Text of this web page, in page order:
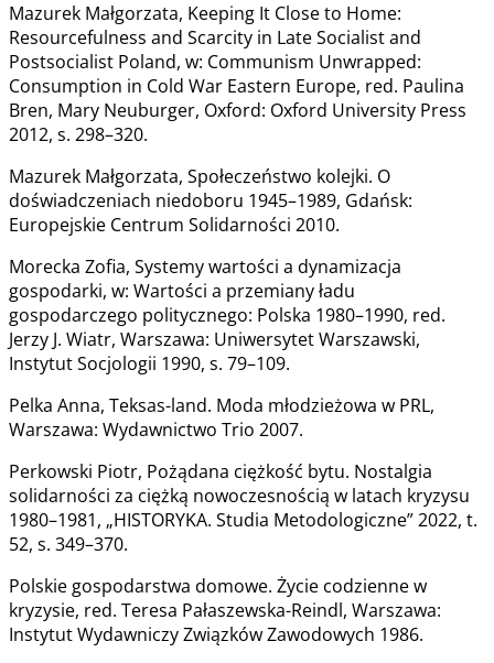
Mazurek Małgorzata, Keeping It Close to Home:
Resourcefulness and Scarcity in Late Socialist and
Postsocialist Poland, w: Communism Unwrapped:
Consumption in Cold War Eastern Europe, red. Paulina
Bren, Mary Neuburger, Oxford: Oxford University Press
2012, s. 298–320.
Mazurek Małgorzata, Społeczeństwo kolejki. O
doświadczeniach niedoboru 1945–1989, Gdańsk:
Europejskie Centrum Solidarności 2010.
Morecka Zofia, Systemy wartości a dynamizacja
gospodarki, w: Wartości a przemiany ładu
gospodarczego politycznego: Polska 1980–1990, red.
Jerzy J. Wiatr, Warszawa: Uniwersytet Warszawski,
Instytut Socjologii 1990, s. 79–109.
Pelka Anna, Teksas-land. Moda młodzieżowa w PRL,
Warszawa: Wydawnictwo Trio 2007.
Perkowski Piotr, Pożądana ciężkość bytu. Nostalgia
solidarności za ciężką nowoczesnością w latach kryzysu
1980–1981, „HISTORYKA. Studia Metodologiczne” 2022, t.
52, s. 349–370.
Polskie gospodarstwa domowe. Życie codzienne w
kryzysie, red. Teresa Pałaszewska-Reindl, Warszawa:
Instytut Wydawniczy Związków Zawodowych 1986.